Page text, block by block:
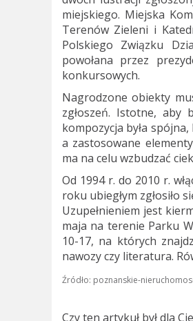
miejskiego. Miejska
Terenów Zieleni i
Polskiego Związku
powołana przez
konkursowych.
Nagrodzone obiekty
zgłoszeń. Istotne, aby
kompozycja była
a zastosowane
ma na celu wzbudzać
Od 1994 r. do 2010 r.
roku ubiegłym zgłosiło
Uzupełnieniem jest
maja na terenie Parku
10-17, na których
nawozy czy literatura.
Źródło: poznanskie-
Czy ten artykuł był dla